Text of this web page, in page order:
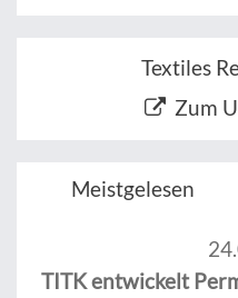
Textiles
Zum
Meistgelesen
TITK entwickelt